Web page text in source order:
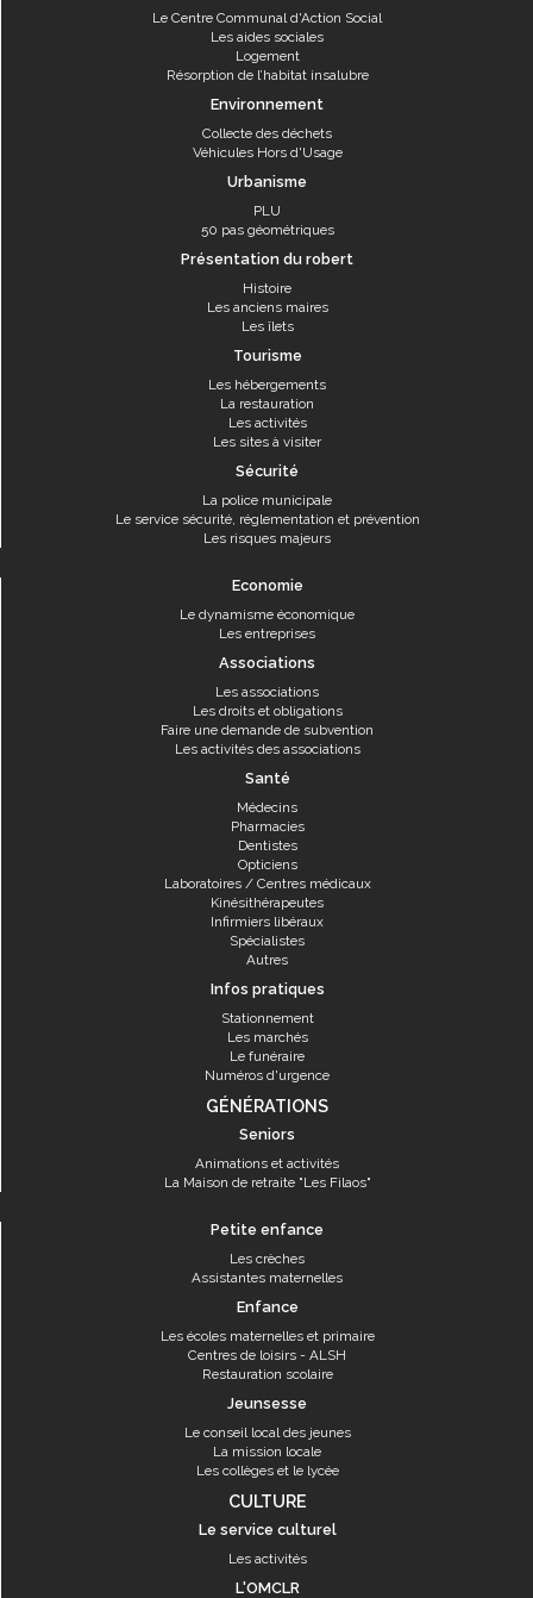
Le Centre Communal d'Action Social
Les aides sociales
Logement
Résorption de l’habitat insalubre
Environnement
Collecte des déchets
Véhicules Hors d'Usage
Urbanisme
PLU
50 pas géométriques
Présentation du robert
Histoire
Les anciens maires
Les îlets
Tourisme
Les hébergements
La restauration
Les activités
Les sites à visiter
Sécurité
La police municipale
Le service sécurité, réglementation et prévention
Les risques majeurs
Economie
Le dynamisme économique
Les entreprises
Associations
Les associations
Les droits et obligations
Faire une demande de subvention
Les activités des associations
Santé
Médecins
Pharmacies
Dentistes
Opticiens
Laboratoires / Centres médicaux
Kinésithérapeutes
Infirmiers libéraux
Spécialistes
Autres
Infos pratiques
Stationnement
Les marchés
Le funéraire
Numéros d'urgence
GÉNÉRATIONS
Seniors
Animations et activités
La Maison de retraite "Les Filaos"
Petite enfance
Les crèches
Assistantes maternelles
Enfance
Les écoles maternelles et primaire
Centres de loisirs - ALSH
Restauration scolaire
Jeunsesse
Le conseil local des jeunes
La mission locale
Les collèges et le lycée
CULTURE
Le service culturel
Les activités
L'OMCLR